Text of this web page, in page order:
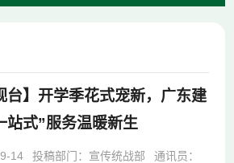
台】开学季花式宠新，广东建
站式”服务温暖新生
14 投稿部门：宣传统战部
通讯员：